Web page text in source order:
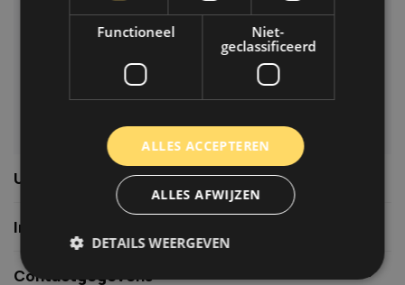
Veelgestelde vragen
06-39119169
info@autoklusser.nl
Usefull links
Informatie
Contactgegevens
Functioneel
Niet-
geclassificeerd
ALLES ACCEPTEREN
ALLES AFWIJZEN
DETAILS WEERGEVEN